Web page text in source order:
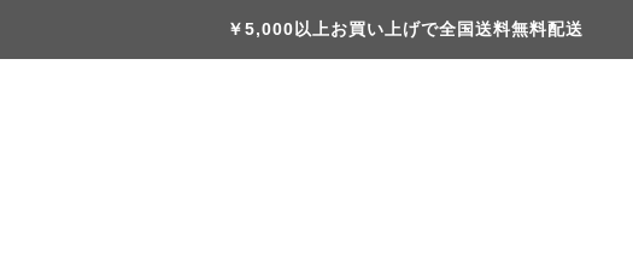
￥5,000以上お買い上げで全国送料無料配送